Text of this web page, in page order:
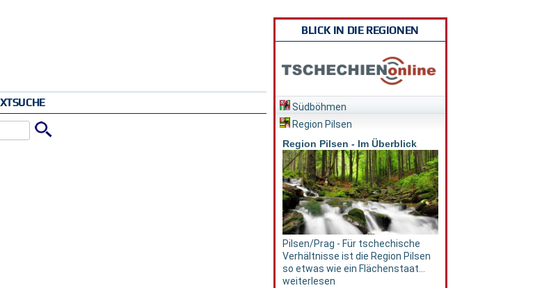
BLICK IN DIE REGIONEN
Südböhmen
Region Pilsen
Region Pilsen - Im Überblick
Pilsen/Prag - Für tschechische
Verhältnisse ist die Region Pilsen
so etwas wie ein Flächenstaat...
weiterlesen